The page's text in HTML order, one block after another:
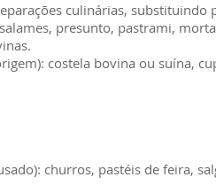
culinárias, substituindo
presunto, pastrami,
costela bovina ou suína,
churros, pastéis de feira,